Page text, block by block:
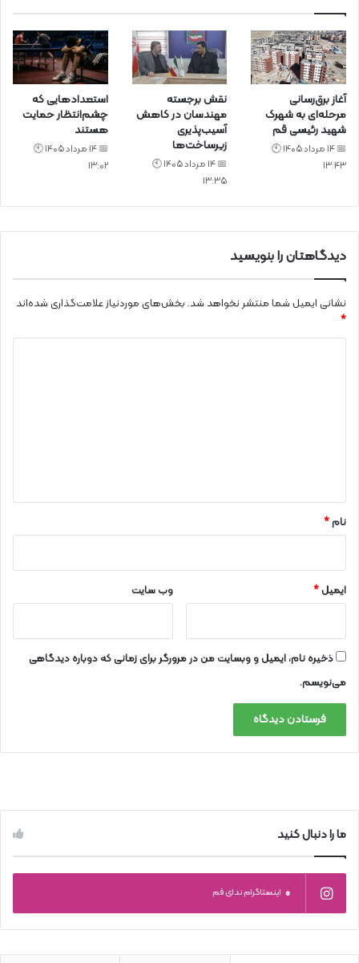
آغاز برق‌رسانی
مرحله‌ای به شهرک
شهید رئیسی قم
📅 14 مرداد 1405 🕙
13:43
نقش برجسته
مهندسان در کاهش
آسیب‌پذیری
زیرساخت‌ها
📅 14 مرداد 1405 🕙
13:35
استعدادهایی که
چشم‌انتظار حمایت
هستند
📅 14 مرداد 1405 🕙
13:02
دیدگاهتان را بنویسید
نشانی ایمیل شما منتشر نخواهد شد. بخش‌های موردنیاز علامت‌گذاری شده‌اند
*
نام*
ایمیل* وب‌ سایت
ذخیره نام، ایمیل و وبسایت من در مرورگر برای زمانی که دوباره دیدگاهی
می‌نویسم.
ما را دنبال کنید
0 اینستاگرام ندای قم